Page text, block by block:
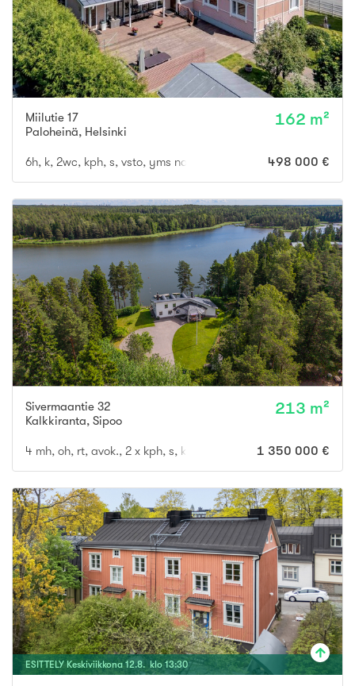
Miilutie 17
Paloheinä, Helsinki
162 m²
6h, k, 2wc, kph, s, vsto, yms noin 162 m2 + kellaritilat +
498 000 €
Sivermaantie 32
Kalkkiranta, Sipoo
213 m²
4 mh, oh, rt, avok., 2 x kph, s, khh, 3 x wc, terassi1 350 000 €
ESITTELY Keskiviikkona 12.8. klo13:30